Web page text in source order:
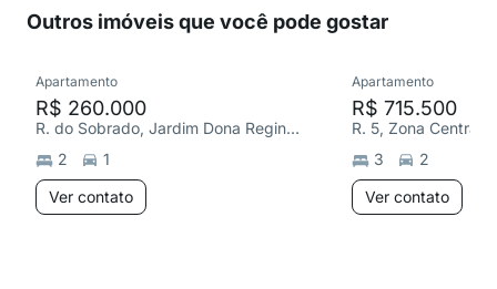
Outros imóveis que você pode gostar
Apartamento
R$ 260.000
R. do Sobrado, Jardim Dona Regina Picelli
2
1
Ver contato
Apartamento
R$ 715.500
R. 5, Zona Central
3
2
Ver contato